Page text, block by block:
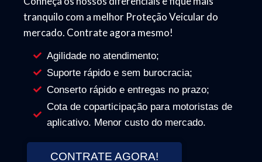
tranquilo com a melhor Proteção Veicular do
mercado. Contrate agora mesmo!
Agilidade no atendimento;
Suporte rápido e sem burocracia;
Conserto rápido e entregas no prazo;
Cota de coparticipação para motoristas de
aplicativo. Menor custo do mercado.
CONTRATE AGORA!